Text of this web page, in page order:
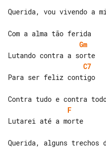
Querida, vou vivendo a
Gm
C7
Para ser feliz contigo
F
Lutarei até a morte